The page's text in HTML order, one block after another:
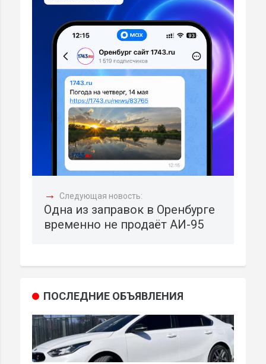
→ Следующая новость:
Одна из заправок в Оренбурге
временно не продаёт АИ-95
ПОСЛЕДНИЕ ОБЪЯВЛЕНИЯ